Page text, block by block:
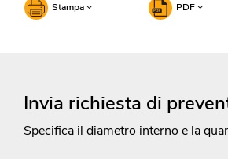
Stampa PDF
Invia richiesta di
Specifica il diametro interno e la